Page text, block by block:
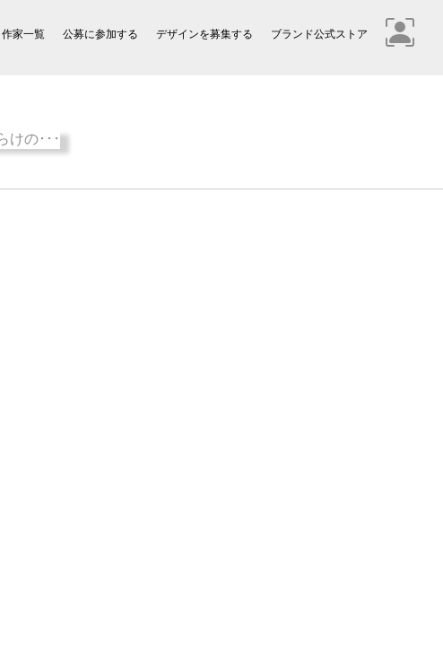
作家一覧 公募に参加する デザインを募集する ブランド公式ストア